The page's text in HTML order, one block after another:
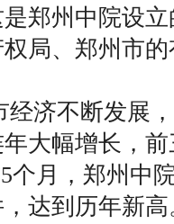
郑州中院设
局、郑州市
经济不断发展
大幅增长，
个月，郑州中
达到历年新